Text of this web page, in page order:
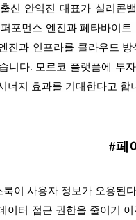
신 안익진 대표가 실리콘
퍼포먼스 엔진과 페타바이
진과 인프라를 클라우드
니다. 모로코 플랫폼에 투
너지 효과를 기대한다고 합
#페
북이 사용자 정보가 오용된
이터 접근 권한을 줄이기